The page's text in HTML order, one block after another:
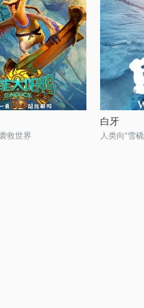
救世界
白牙
人类向“雪